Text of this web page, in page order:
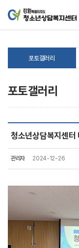
포토갤러리
포토갤러리
청소년상담복지센터
관리자 2024-12-26